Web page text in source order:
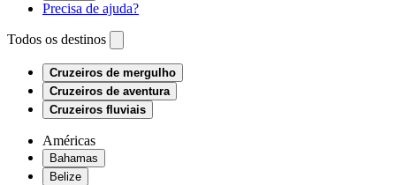
Precisa de ajuda?
Todos os destinos
Cruzeiros de mergulho
Cruzeiros de aventura
Cruzeiros fluviais
Américas
Bahamas
Belize